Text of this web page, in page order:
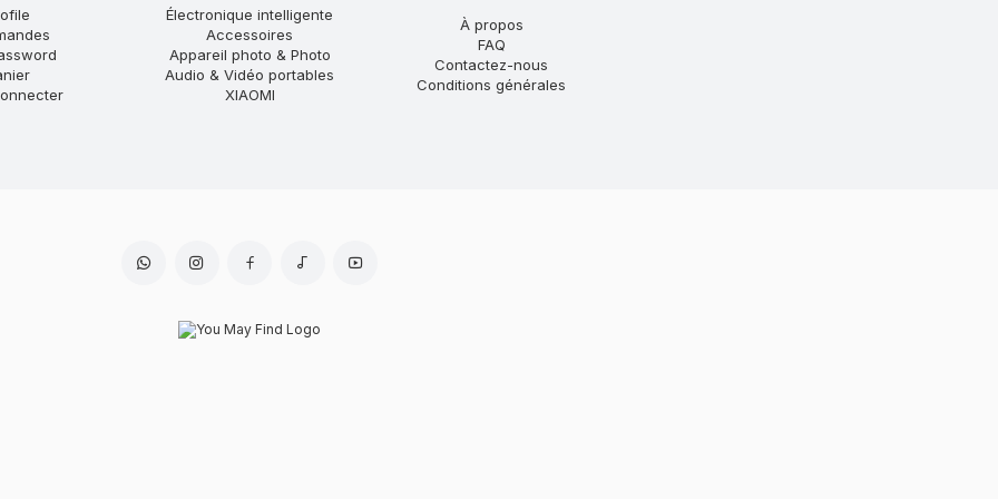
Électronique intelligente
Accessoires
Appareil photo & Photo
Audio & Vidéo portables
XIAOMI
À propos
FAQ
Contactez-nous
Conditions générales